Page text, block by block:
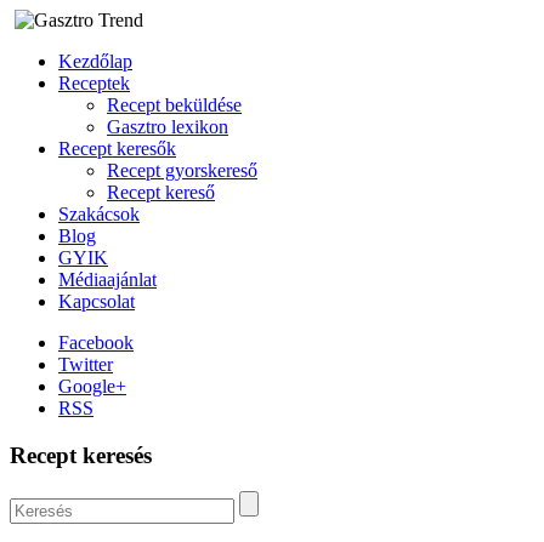
Kezdőlap
Receptek
Recept beküldése
Gasztro lexikon
Recept keresők
Recept gyorskereső
Recept kereső
Szakácsok
Blog
GYIK
Médiaajánlat
Kapcsolat
Facebook
Twitter
Google+
RSS
Recept keresés